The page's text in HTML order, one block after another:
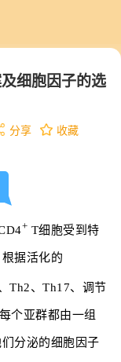
细胞因子的选
分享 收藏
+ T细胞受到特
据活化的
Th2、Th17、调节
个亚群都由一组
分泌的细胞因子